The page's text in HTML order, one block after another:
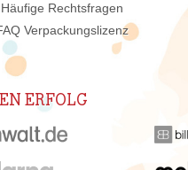
Häufige Rechtsfragen
Verpackungslizenz
ERFOLG